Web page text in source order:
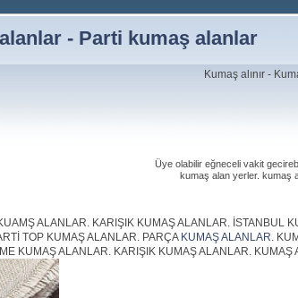
- Parti kumaş alanlar
Kumaş alınır -
Üye olabilir eğneceli vakit
kumaş alan yerler. kumaş
ALANLAR. KARIŞIK KUMAŞ ALANLAR. İSTANBUL
TOP KUMAŞ ALANLAR. PARÇA KUMAŞ ALANLAR.
KUMAŞ ALANLAR. KARIŞIK KUMAŞ ALANLAR.